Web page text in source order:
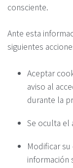
consciente.
Ante esta
siguientes
Aceptar
aviso al
durante la
Se oculta el
Modificar
información